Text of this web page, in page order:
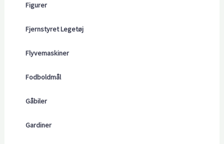
Figurer
Fjernstyret Legetøj
Flyvemaskiner
Fodboldmål
Gåbiler
Gardiner